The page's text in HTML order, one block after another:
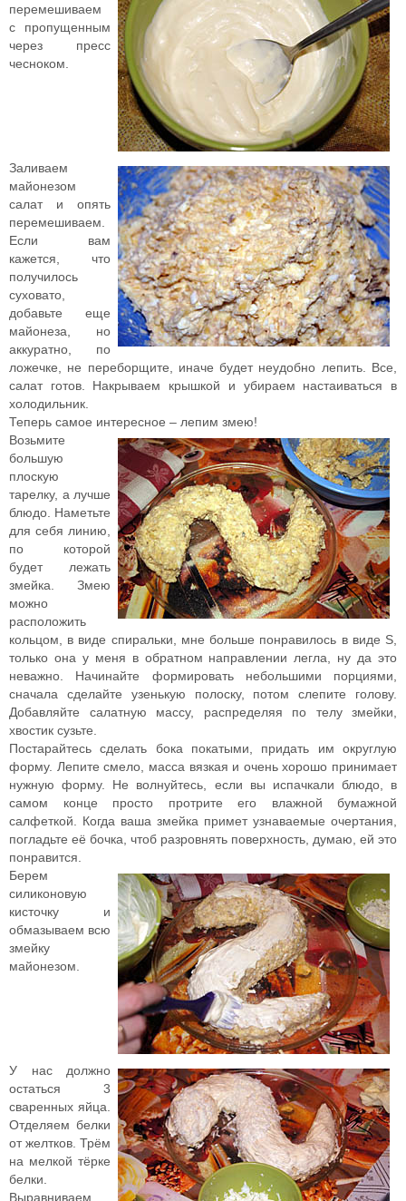
перемешиваем
с пропущенным
через пресс
чесноком.
Заливаем
майонезом
салат и опять
перемешиваем.
Если вам
кажется, что
получилось
суховато,
добавьте еще
майонеза, но
аккуратно, по
ложечке, не переборщите, иначе будет неудобно лепить. Все,
салат готов. Накрываем крышкой и убираем настаиваться в
холодильник.
Теперь самое интересное – лепим змею!
Возьмите
большую
плоскую
тарелку, а лучше
блюдо. Наметьте
для себя линию,
по которой
будет лежать
змейка. Змею
можно
расположить
кольцом, в виде спиральки, мне больше понравилось в виде S,
только она у меня в обратном направлении легла, ну да это
неважно. Начинайте формировать небольшими порциями,
сначала сделайте узенькую полоску, потом слепите голову.
Добавляйте салатную массу, распределяя по телу змейки,
хвостик сузьте.
Постарайтесь сделать бока покатыми, придать им округлую
форму. Лепите смело, масса вязкая и очень хорошо принимает
нужную форму. Не волнуйтесь, если вы испачкали блюдо, в
самом конце просто протрите его влажной бумажной
салфеткой. Когда ваша змейка примет узнаваемые очертания,
погладьте её бочка, чтоб разровнять поверхность, думаю, ей это
понравится.
Берем
силиконовую
кисточку и
обмазываем всю
змейку
майонезом.
У нас должно
остаться 3
сваренных яйца.
Отделяем белки
от желтков. Трём
на мелкой тёрке
белки.
Выравниваем